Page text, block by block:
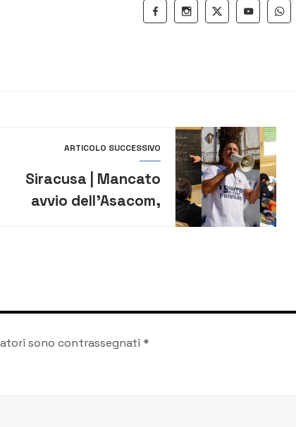
ARTICOLO SUCCESSIVO
Siracusa | Mancato
avvio dell’Asacom,
sono contrassegnati *